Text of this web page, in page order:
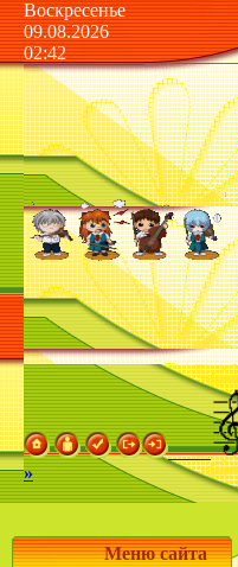
Воскресенье
09.08.2026
02:42
»
Меню сайта